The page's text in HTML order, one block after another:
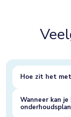
Hoe zit het
Wanneer kan